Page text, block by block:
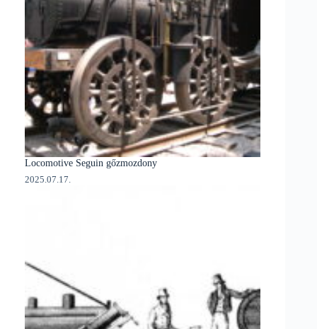
Locomotive Seguin gőzmozdony
2025.07.17.